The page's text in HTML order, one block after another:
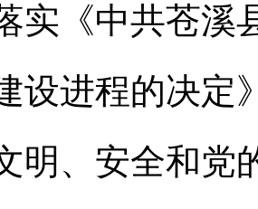
实《中共苍溪
设进程的决定
明、安全和党